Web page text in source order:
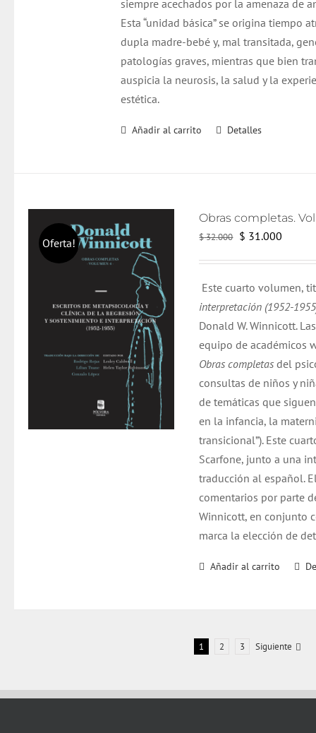
siempre acechados por la amenaza de
Esta “unidad básica” se origina tiempo
dupla madre-bebé y, mal transitada,
patologías graves, mientras que bien
auspicia la neurosis, la salud y la
estética.
Añadir al carrito Detalles
Oferta! $32.000 El
era:
$ 32.000.
$ 31.000
es:
$
Este cuarto volumen,
interpretación (1952-
Donald W. Winnicott.
equipo de académicos
Obras completasdel
consultas de niños y
de temáticas que
en la infancia, la
transicional”). Este
Scarfone, junto a una
traducción al español.
comentarios por parte
Winnicott, en conjunto
marca la elección de
Añadir al carrito
1 2 3 Siguiente